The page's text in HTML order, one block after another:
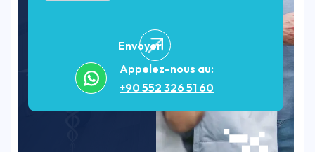
Envoyer
Appelez-nous au:
+90 552 326 51 60